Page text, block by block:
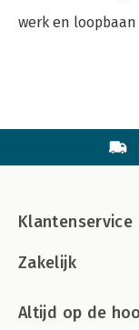
werk en loopbaan
Klantenservice
Zakelijk
Altijd op de